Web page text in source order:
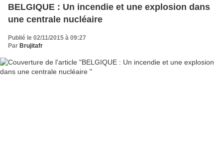
BELGIQUE : Un incendie et une explosion dans
une centrale nucléaire
Publié le 02/11/2015 à 09:27
Par Brujitafr